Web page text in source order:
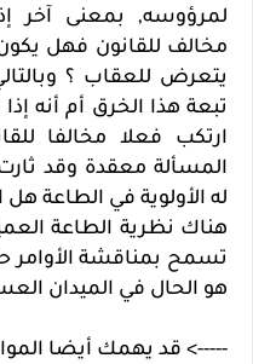
لمرؤوسه, بمعنى آخر
مخالف للقانون فهل
يتعرض للعقاب ؟
تبعة هذا الخرق أم أنه
ارتكب فعلا مخالفا
المسألة معقدة وقد
له الأولوية في الطاعة هل
هناك نظرية الطاعة
تسمح بمناقشة الأوامر
هو الحال في الميدان
-----> قد يهمك أيضا